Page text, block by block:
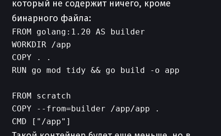
который не содержит ничего, кроме
бинарного файла:
FROM golang:1.20 AS builder
WORKDIR /app
COPY . .
RUN go mod tidy && go build -o app
FROM scratch
COPY --from=builder /app/app .